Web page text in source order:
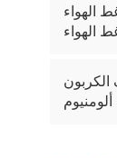
الهواء
الهواء